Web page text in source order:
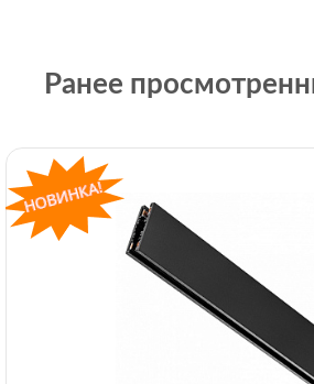
Ранее